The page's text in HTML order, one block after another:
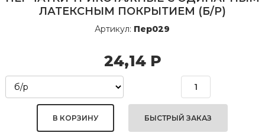
ЛАТЕКСНЫМ ПОКРЫТИЕМ (Б/Р)
Артикул: Пер029
24,14 Р
БЫСТРЫЙ ЗАКАЗ